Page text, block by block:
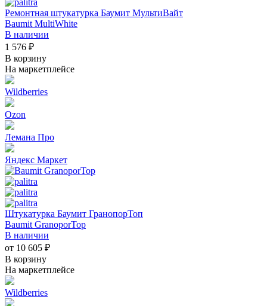
Ремонтная штукатурка Баумит МультиВайт
Baumit MultiWhite
В наличии
1 576 ₽
В корзину
На маркетплейсе
Wildberries
Ozon
Лемана Про
Яндекс Маркет
Штукатурка Баумит ГранопорТоп
Baumit GranoporTop
В наличии
от 10 605 ₽
В корзину
На маркетплейсе
Wildberries